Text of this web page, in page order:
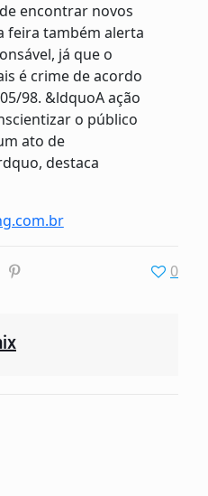
encontrar novos
feira também alerta
já que o
é crime de acordo
98. &ldquoA ação
o público
ato de
destaca
0